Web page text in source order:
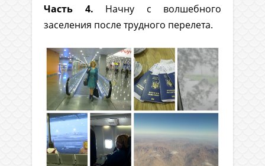
Часть 4. Начну с волшебного
заселения после трудного перелета.